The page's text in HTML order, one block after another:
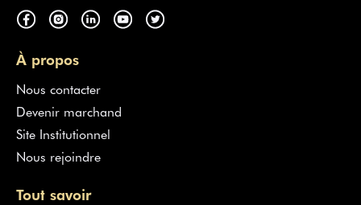
À propos
Nous contacter
Devenir marchand
Site Institutionnel
Nous rejoindre
Tout savoir